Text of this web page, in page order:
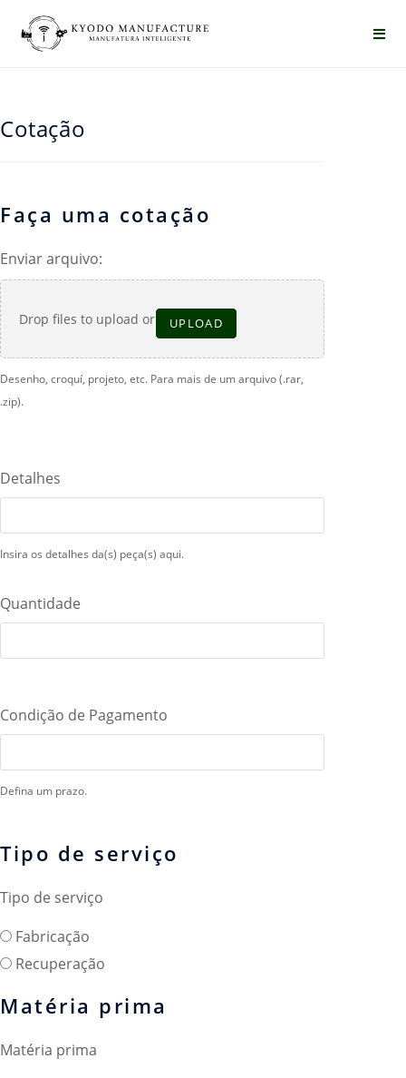
Cotação
Faça uma cotação
Enviar arquivo:
Drop files to upload or UPLOAD
Desenho, croquí, projeto, etc. Para mais de um arquivo (.rar,
.zip).
Detalhes
Insira os detalhes da(s) peça(s) aqui.
Quantidade
Condição de Pagamento
Defina um prazo.
Tipo de serviço
Tipo de serviço
Fabricação
Recuperação
Matéria prima
Matéria prima